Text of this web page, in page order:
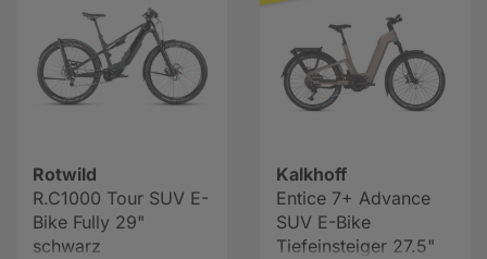
Rotwild
R.C1000 Tour SUV E-
Bike Fully 29"
schwarz
Kalkhoff
Entice 7+ Advance
SUV E-Bike
Tiefeinsteiger 27.5"